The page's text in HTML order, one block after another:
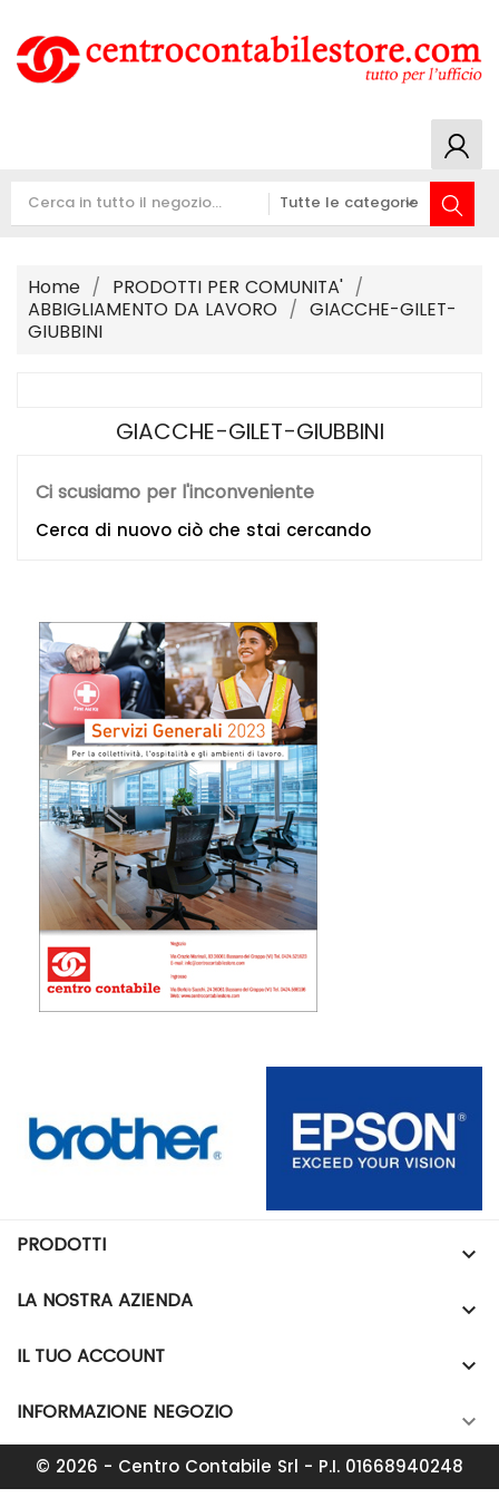
Home
PRODOTTI PER COMUNITA'
ABBIGLIAMENTO DA LAVORO
GIACCHE-GILET-
GIUBBINI
GIACCHE-GILET-GIUBBINI
Ci scusiamo per l'inconveniente
Cerca di nuovo ciò che stai cercando
PRODOTTI 
LA NOSTRA AZIENDA 
IL TUO ACCOUNT 
INFORMAZIONE NEGOZIO 
© 2026 - Centro Contabile Srl - P.I. 01668940248